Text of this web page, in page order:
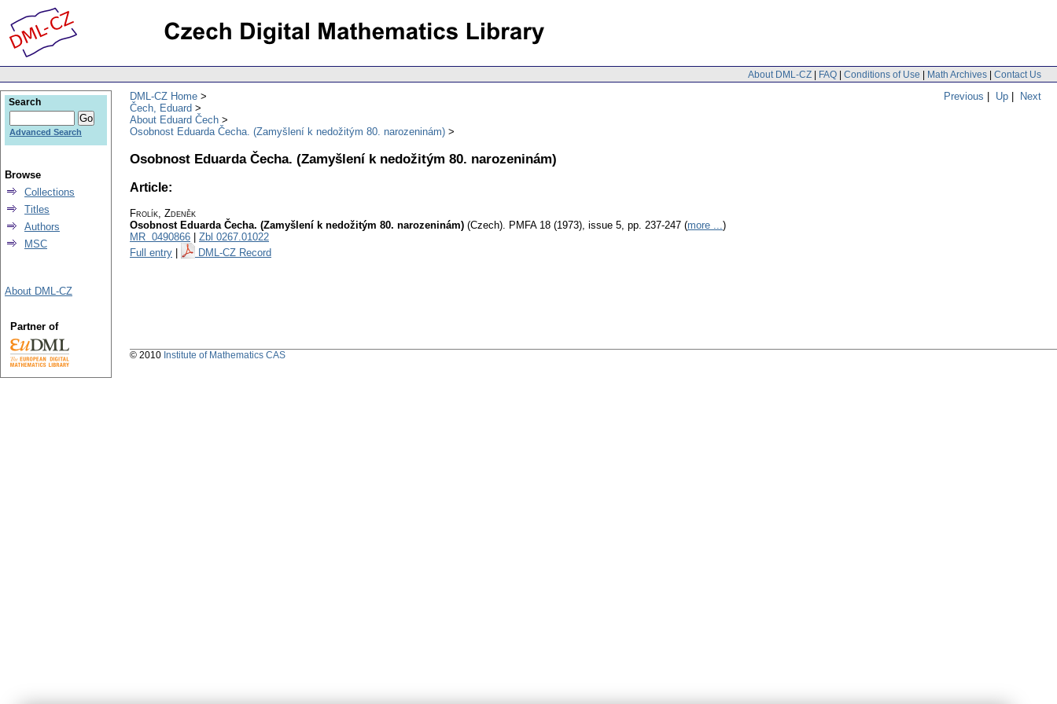
About DML-CZ | FAQ | Conditions of Use | Math Archives | Contact Us
Previous | Up | Next
DML-CZ Home
Čech, Eduard
About Eduard Čech
Osobnost Eduarda Čecha. (Zamyšlení k nedožitým 80. narozeninám)
Osobnost Eduarda Čecha. (Zamyšlení k nedožitým 80. narozeninám)
Article:
Frolík, Zdeněk
Osobnost Eduarda Čecha. (Zamyšlení k nedožitým 80. narozeninám) (Czech). PMFA 18 (1973), issue 5, pp. 237-247 (more ...)
MR 0490866
Zbl 0267.01022
Full entry
DML-CZ Record
Search
Advanced Search
Browse
Collections
Titles
Authors
MSC
About DML-CZ
Partner of
© 2010 Institute of Mathematics CAS